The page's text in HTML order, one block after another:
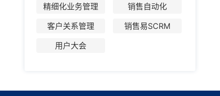
精细化业务管理
销售自动化
客户关系管理
销售易SCRM
用户大会